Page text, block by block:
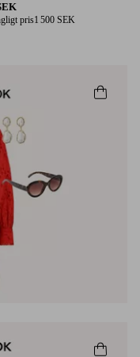
pris1 500 SEK